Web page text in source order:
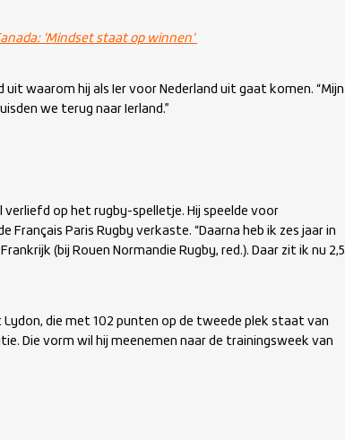
’Mindset staat op winnen’
uit waarom hij als Ier voor Nederland uit gaat komen. “Mijn
we terug naar Ierland.”
verliefd op het rugby-spelletje. Hij speelde voor
Français Paris Rugby verkaste. “Daarna heb ik zes jaar in
(bij Rouen Normandie Rugby, red.). Daar zit ik nu 2,5
die met 102 punten op de tweede plek staat van
Die vorm wil hij meenemen naar de trainingsweek van